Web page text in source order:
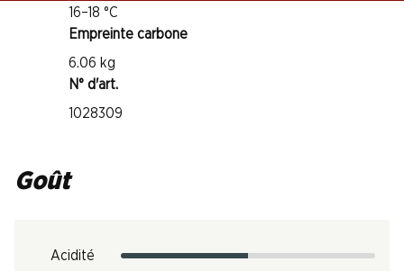
16–18 °C
Empreinte carbone
6.06 kg
N° d'art.
1028309
Goût
Acidité